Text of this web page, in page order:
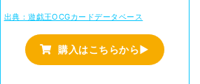
出典：遊戯王OCGカードデータベース
購入はこちらから▶